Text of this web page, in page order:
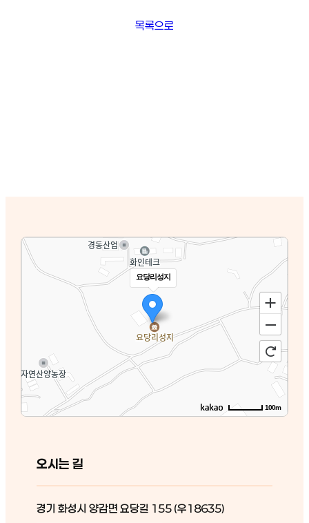
목록으로
요당리성지
100m
오시는 길
경기 화성시 양감면 요당길 155 (우18635)